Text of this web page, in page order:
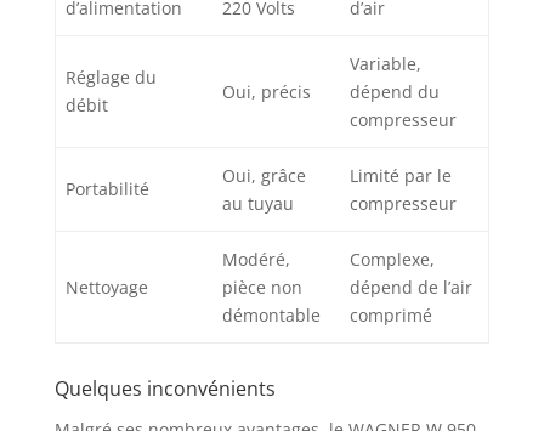
d’alimentation
220 Volts
d’air
Réglage du
débit
Oui, précis
Variable,
dépend du
compresseur
Portabilité
Oui, grâce
au tuyau
Limité par le
compresseur
Nettoyage
Modéré,
pièce non
démontable
Complexe,
dépend de l’air
comprimé
Quelques inconvénients